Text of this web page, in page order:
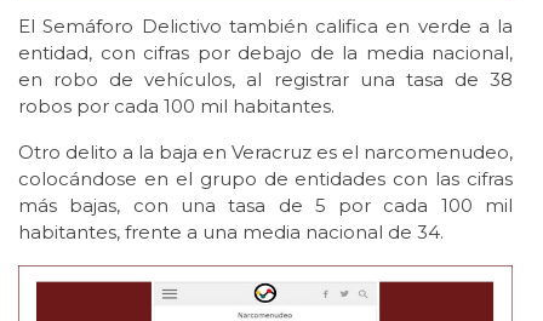
El Semáforo Delictivo también califica en verde a la
entidad, con cifras por debajo de la media nacional,
en robo de vehículos, al registrar una tasa de 38
robos por cada 100 mil habitantes.
Otro delito a la baja en Veracruz es el narcomenudeo,
colocándose en el grupo de entidades con las cifras
más bajas, con una tasa de 5 por cada 100 mil
habitantes, frente a una media nacional de 34.